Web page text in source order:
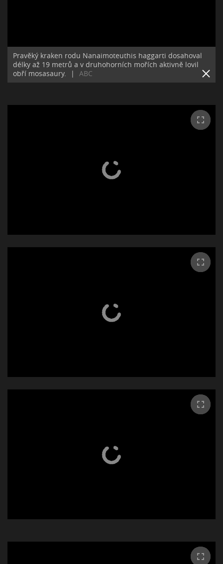
Pravěký kraken rodu Nanaimoteuthis haggarti dosahoval
délky až 19 metrů a v druhohorních mořích aktivně lovil
obří mosasaury.
| ABC